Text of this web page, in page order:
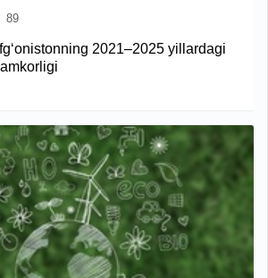
89
2021–2025 yillardagi